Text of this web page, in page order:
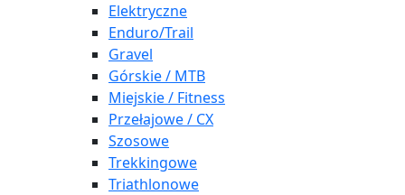
Elektryczne
Enduro/Trail
Gravel
Górskie / MTB
Miejskie / Fitness
Przełajowe / CX
Szosowe
Trekkingowe
Triathlonowe